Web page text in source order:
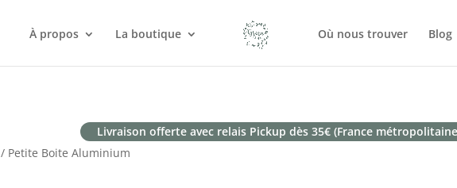
À propos La boutique Où nous trouver Blog
Livraison offerte avec relais Pickup dès 35€ (France
/ Petite Boite Aluminium